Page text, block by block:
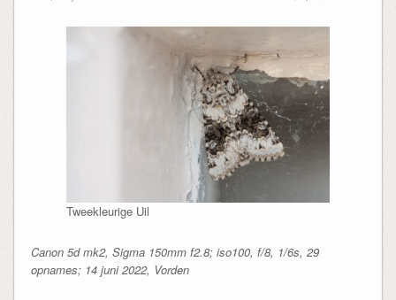
Tweekleurige Uil
Canon 5d mk2, Sigma 150mm f2.8; iso100, f/8, 1/6s, 29
opnames; 14 juni 2022, Vorden